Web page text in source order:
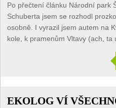
Po přečtení článku Národní park
Schuberta jsem se rozhodl
osobně. I vyrazil jsem autem na
kole, k pramenům Vltavy (ach, ta
EKOLOG VÍ